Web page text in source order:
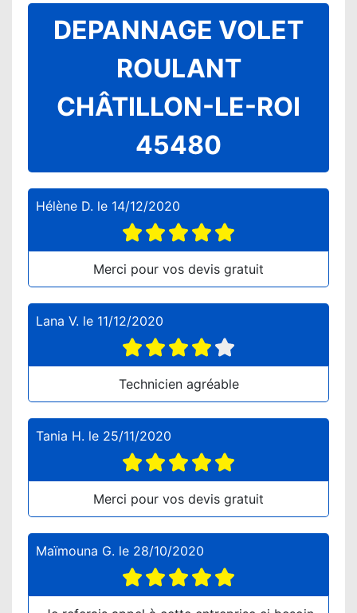
DEPANNAGE VOLET
ROULANT
CHÂTILLON-LE-ROI
45480
Hélène D. le 14/12/2020
Merci pour vos devis gratuit
Lana V. le 11/12/2020
Technicien agréable
Tania H. le 25/11/2020
Merci pour vos devis gratuit
Maïmouna G. le 28/10/2020